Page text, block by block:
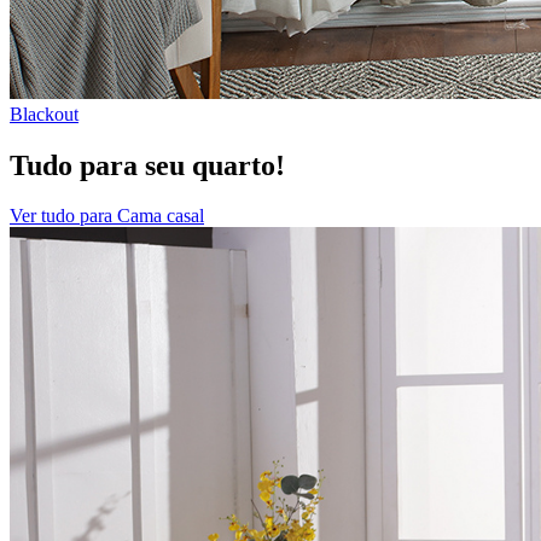
Blackout
Tudo para seu quarto!
Ver tudo para Cama casal